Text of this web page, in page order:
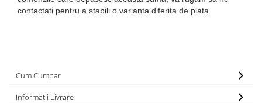
contactati pentru a stabili o varianta diferita de plata.
Cum Cumpar
Informatii Livrare